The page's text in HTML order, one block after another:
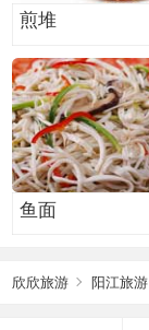
煎堆
鱼面
欣欣旅游 阳江旅游